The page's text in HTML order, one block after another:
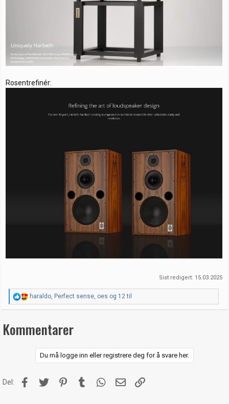
Rosentrefinér:
Sist redigert: 15.03.2025
R
e
a
s
j
haraldo, Perfect sense, oes og 12 til
Kommentarer
Du må logge inn eller registrere deg for å svare her.
Del: Facebook
Twitter PinterestTumblr WhatsApp
E-postLink